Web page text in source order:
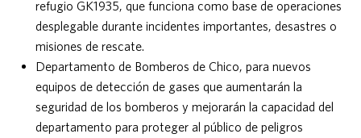
refugio GK1935, que funciona como base de operaciones
desplegable durante incidentes importantes, desastres o
misiones de rescate.
Departamento de Bomberos de Chico, para nuevos
equipos de detección de gases que aumentarán la
seguridad de los bomberos y mejorarán la capacidad del
departamento para proteger al público de peligros